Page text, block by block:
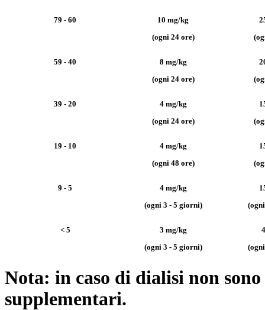
79 - 60
10 mg/kg
(ogni 24 ore)
59 - 40
8 mg/kg
(ogni 24 ore)
39 - 20
4 mg/kg
(ogni 24 ore)
19 - 10
4 mg/kg
(ogni 48 ore)
9 - 5
4 mg/kg
(ogni 3 - 5 giorni)
< 5
3 mg/kg
(ogni 3 - 5 giorni)
Nota: in caso di dialisi non
supplementari.